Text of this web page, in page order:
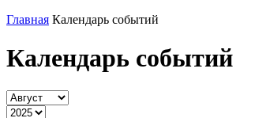
Главная Календарь событий
Календарь событий